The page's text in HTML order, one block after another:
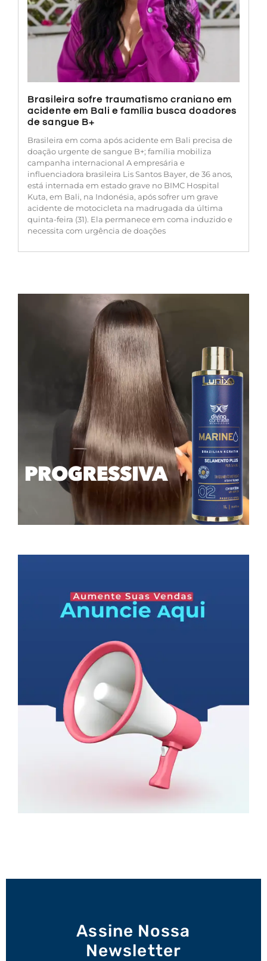
Brasileira sofre traumatismo craniano em
acidente em Bali e família busca doadores
de sangue B+
Brasileira em coma após acidente em Bali precisa de
doação urgente de sangue B+; família mobiliza
campanha internacional A empresária e
influenciadora brasileira Lis Santos Bayer, de 36 anos,
está internada em estado grave no BIMC Hospital
Kuta, em Bali, na Indonésia, após sofrer um grave
acidente de motocicleta na madrugada da última
quinta-feira (31). Ela permanece em coma induzido e
necessita com urgência de doações
Assine Nossa
Newsletter